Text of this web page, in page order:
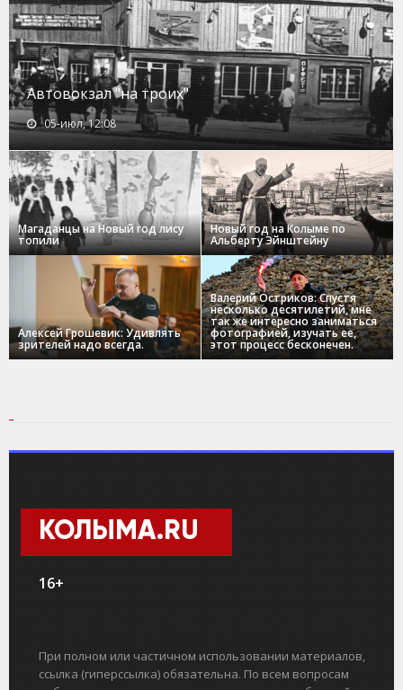
Автовокзал "на троих"
05-июл, 12:08
Магаданцы на Новый год лису
топили
Новый год на Колыме по
Альберту Эйнштейну
Алексей Грошевик: Удивлять
зрителей надо всегда.
Валерий Остриков: Спустя
несколько десятилетий, мне
так же интересно заниматься
фотографией, изучать ее,
этот процесс бесконечен.
КОЛЫМА.RU
16+
При полном или частичном использовании материалов,
ссылка (гиперссылка) обязательна. По всем вопросам